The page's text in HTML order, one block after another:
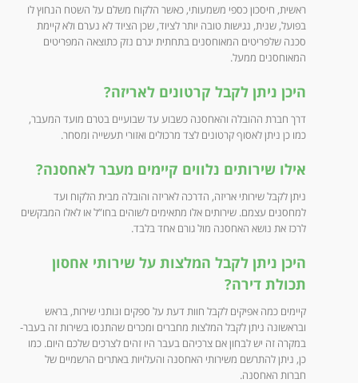
ראשית, חיסכון כספי משמעותי, כאשר הלקוח משלם על השטח הנחוץ לו
בפועל, שנית, נגישות טובה יותר לציוד, שכן הציוד לא נערם ולא קיימת
סכנה שלפריטים המאוחסנים בתחתית יגרם נזק כתוצאה המפריטים
המאוחסנים ממעל.
היכן ניתן לקבל קרטונים לאריזה?
דרך חברת ההובלה והאחסנה כשבוע עד שבועיים בטרם מועד המעבר,
כמו כן ניתן לאסוף קרטונים לצד מרכולים ואזורי תעשייה ומסחר.
אילו שירותים נלווים קיימים מעבר לאחסנה?
ניתן לקבל שירותי אריזה, הדרכה לאריזה והובלה מבית הלקוח ועד
למחסנים עצמם. שירותים אלו מתאימים לשוהים בחו”ל או לאלו המבקשים
לרכז את נושא האחסנה מול גורם אחד בלבד.
היכן ניתן לקבל המלצות על שירותי אחסון
תכולת דירה?
קיימים כמה אפיקים לקבל חוות דעת על ספקים ונותני שירות, בראש
ובראשונה ניתן לקבל המלצות מחברים ומכרים שהתנסו בשירות זה בעבר-
במקרה זה יש לבחון אם צרכיהם בעבר היו זהים לצרכים שלכם היום. כמו
כן, ניתן להתרשם משירותי האחסנה והעלויות באתרים הרשמיים של
חברות האחסנה.